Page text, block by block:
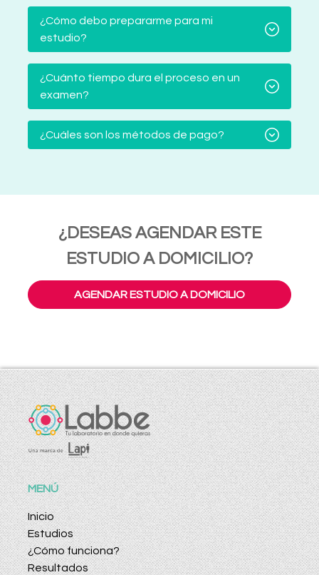
¿Cómo debo prepararme para mi
estudio?
¿Cuánto tiempo dura el proceso en un
examen?
¿Cuáles son los métodos de pago?
¿DESEAS AGENDAR ESTE
ESTUDIO A DOMICILIO?
AGENDAR ESTUDIO A DOMICILIO
MENÚ
Inicio
Estudios
¿Cómo funciona?
Resultados